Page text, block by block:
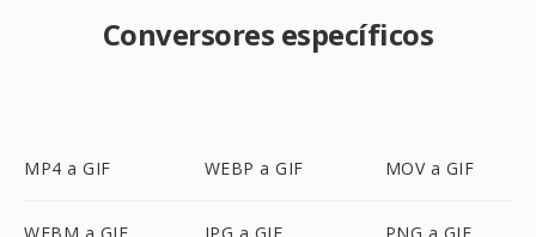
Conversores específicos
MP4 a GIF WEBP a GIF MOV a GIF